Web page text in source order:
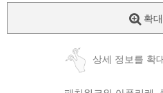
확
상세 정보를 확